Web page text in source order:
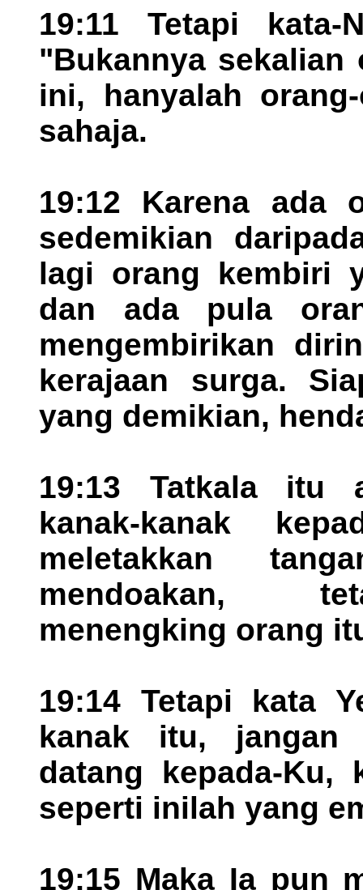
19:11 Tetapi
"Bukannya sekalian
ini, hanyalah
sahaja.
19:12 Karena ada
sedemikian
lagi orang kembiri
dan ada pula
mengembirikan
kerajaan surga.
yang demikian,
19:13 Tatkala itu
kanak-kanak
meletakkan
mendoakan,
menengking orang
19:14 Tetapi kata
kanak itu, jangan
datang kepada-Ku,
seperti inilah yang
19:15 Maka Ia pun